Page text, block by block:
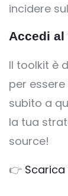
incidere
Accedi
Il toolkit è
per
subito a
la tua
source!
👉 Scarica